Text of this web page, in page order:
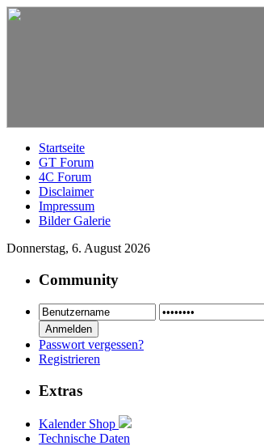
Startseite
GT Forum
4C Forum
Disclaimer
Impressum
Bilder Galerie
Donnerstag, 6. August 2026
Community
Passwort vergessen?
Registrieren
Extras
Kalender Shop
Technische Daten